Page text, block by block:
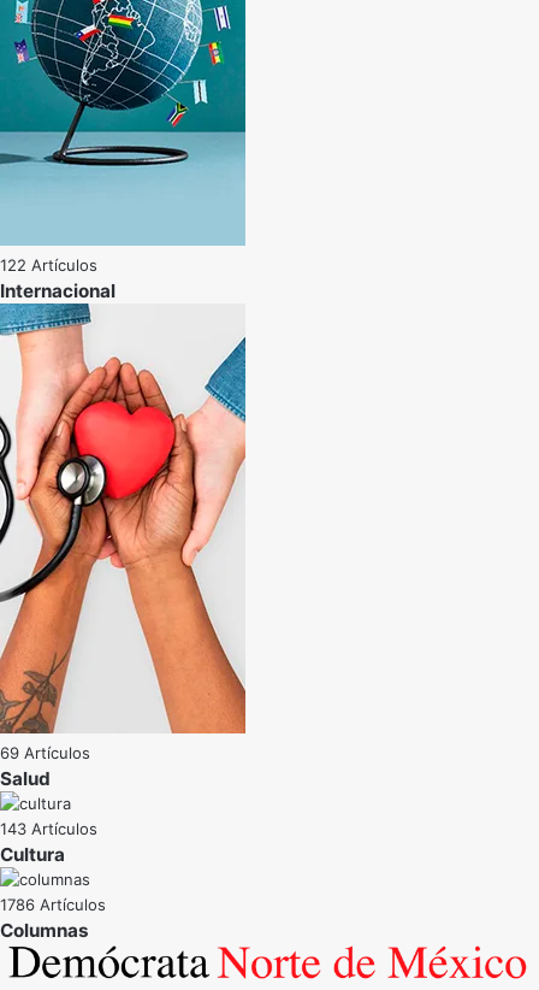
122 Artículos
Internacional
69 Artículos
Salud
143 Artículos
Cultura
1786 Artículos